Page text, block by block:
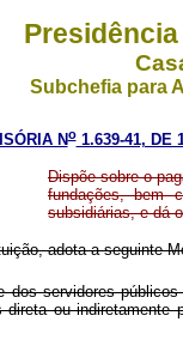
Subchefia para
No1.639-41, DE
Dispõe sobre o
fundações, bem
subsidiárias, e dá
adota a seguinte
servidores
ou